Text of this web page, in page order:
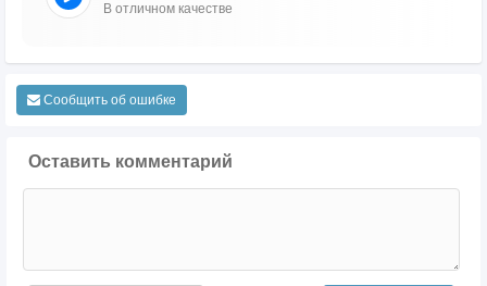
В отличном качестве
Сообщить об ошибке
Оставить комментарий